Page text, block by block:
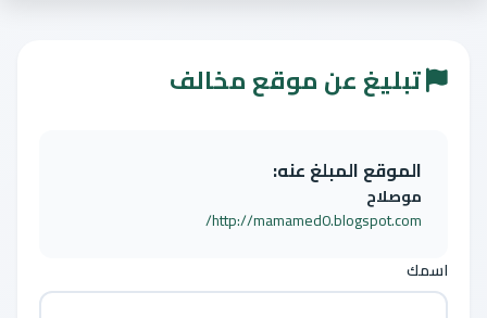
تبليغ عن موقع مخالف
الموقع المبلغ عنه:
موصلاح
http://mamamed0.blogspot.com/
اسمك